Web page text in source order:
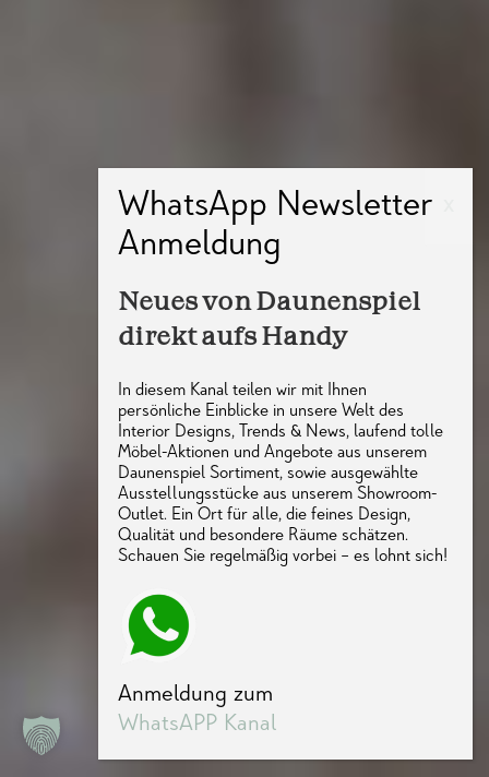
Neues von Daunenspiel
direkt aufs Handy
In diesem Kanal teilen wir mit Ihnen
persönliche Einblicke in unsere Welt des
Interior Designs, Trends & News, laufend tolle
Möbel-Aktionen und Angebote aus unserem
Daunenspiel Sortiment, sowie ausgewählte
Ausstellungsstücke aus unserem Showroom-
Outlet. Ein Ort für alle, die feines Design,
Qualität und besondere Räume schätzen.
Schauen Sie regelmäßig vorbei – es lohnt sich!
Anmeldung zum
WhatsAPP Kanal